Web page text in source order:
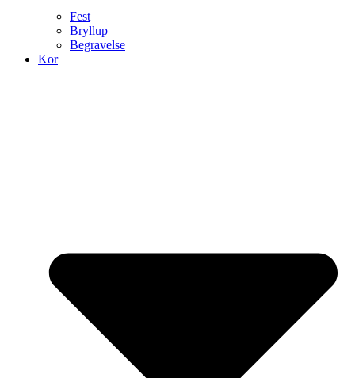
Fest
Bryllup
Begravelse
Kor